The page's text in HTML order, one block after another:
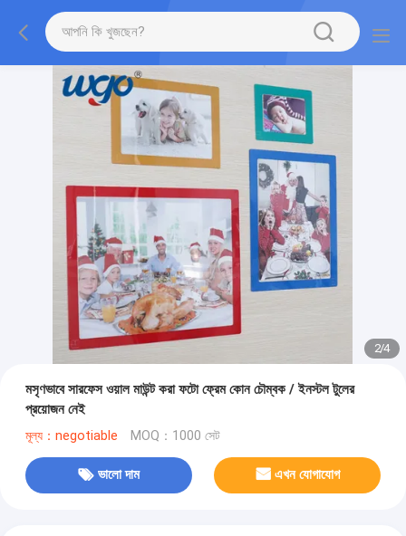
2/4
মসৃণভাবে সারফেস ওয়াল মাউন্ট করা ফটো ফ্রেম কোন চৌম্বক / ইনস্টল টুলের
প্রয়োজন নেই
মূল্য：negotiable MOQ：1000 সেট
ভালো দাম এখন যোগাযোগ